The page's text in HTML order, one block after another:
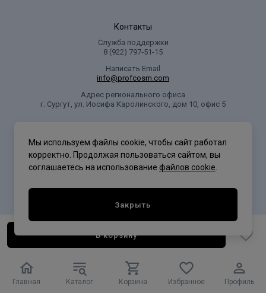
Главная Каталог Корзина Избранное Профиль
В корзину
Контакты
Служба поддержки
8 (922) 797‑51-15
Написать Email
info@profcosm.com
Адрес регионального офиса
г. Сургут, ул. Иосифа Каролинского, дом 10, офис 5
Мы используем файлы cookie, чтобы сайт работал
корректно. Продолжая пользоваться сайтом, вы
соглашаетесь на использование файлов cookie
Закрыть